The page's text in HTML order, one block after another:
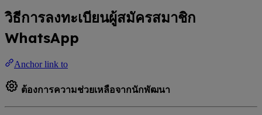
วิธีการลงทะเบียนผู้สมัครสมาชิก
WhatsApp
Anchor link to
ต้องการความช่วยเหลือจากนักพัฒนา